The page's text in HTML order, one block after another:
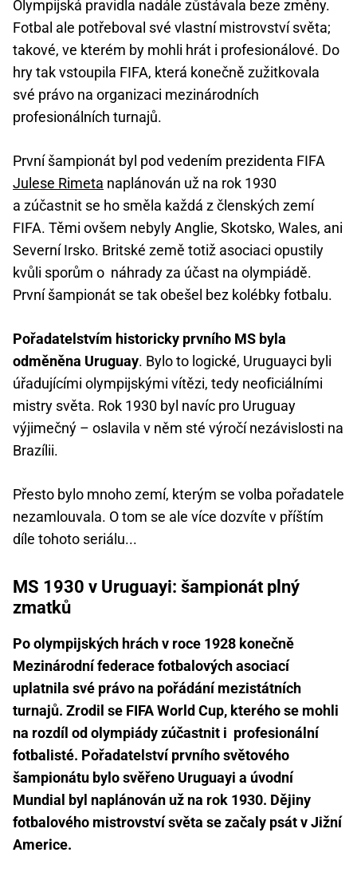
Olympijská pravidla nadále zůstávala beze změny.
Fotbal ale potřeboval své vlastní mistrovství světa;
takové, ve kterém by mohli hrát i profesionálové. Do
hry tak vstoupila FIFA, která konečně zužitkovala
své právo na organizaci mezinárodních
profesionálních turnajů.
První šampionát byl pod vedením prezidenta FIFA
Julese Rimeta naplánován už na rok 1930
a zúčastnit se ho směla každá z členských zemí
FIFA. Těmi ovšem nebyly Anglie, Skotsko, Wales, ani
Severní Irsko. Britské země totiž asociaci opustily
kvůli sporům o náhrady za účast na olympiádě.
První šampionát se tak obešel bez kolébky fotbalu.
Pořadatelstvím historicky prvního MS byla
odměněna Uruguay. Bylo to logické, Uruguayci byli
úřadujícími olympijskými vítězi, tedy neoficiálními
mistry světa. Rok 1930 byl navíc pro Uruguay
výjimečný – oslavila v něm sté výročí nezávislosti na
Brazílii.
Přesto bylo mnoho zemí, kterým se volba pořadatele
nezamlouvala. O tom se ale více dozvíte v příštím
díle tohoto seriálu...
MS 1930 v Uruguayi: šampionát plný
zmatků
Po olympijských hrách v roce 1928 konečně
Mezinárodní federace fotbalových asociací
uplatnila své právo na pořádání mezistátních
turnajů. Zrodil se FIFA World Cup, kterého se mohli
na rozdíl od olympiády zúčastnit i profesionální
fotbalisté. Pořadatelství prvního světového
šampionátu bylo svěřeno Uruguayi a úvodní
Mundial byl naplánován už na rok 1930. Dějiny
fotbalového mistrovství světa se začaly psát v Jižní
Americe.